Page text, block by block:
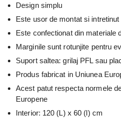
Design simplu
Este usor de montat si intretinut
Este confectionat din materiale
Marginile sunt rotunjite pentru
Suport saltea: grilaj PFL sau
Produs fabricat in Uniunea
Acest patut respecta normele
Europene
Interior: 120 (L) x 60 (l) cm